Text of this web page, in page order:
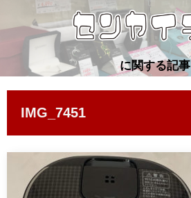
に関する記事
IMG_7451